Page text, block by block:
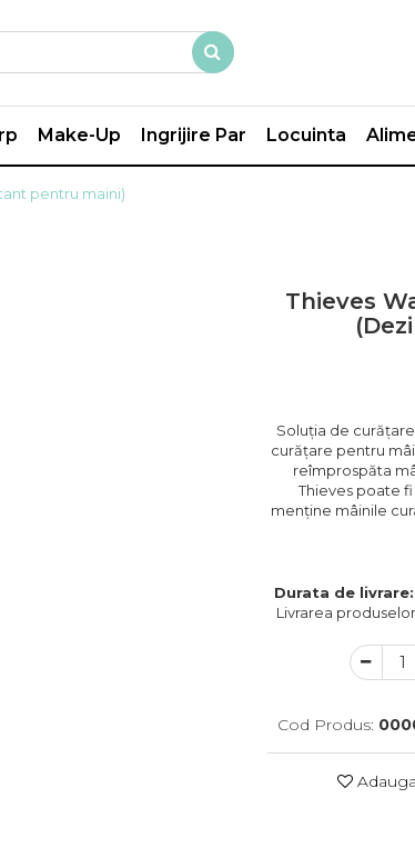
Make-Up Ingrijire Par Locuinta
pentru maini)
Thieves
Soluția de
curățare pentru
reîmprospăta
Thieves poate
menține mâinile
Durata de livrare:
Livrarea
Cod Produs: